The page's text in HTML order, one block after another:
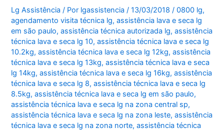
Lg Assistência / Por lgassistencia/13/03/2018 /0800 lg,
agendamento visita técnica lg,assistência lava e seca lg
em são paulo,assistência técnica autorizada lg,assistência
técnica lava e seca lg 10,assistência técnica lava e seca lg
10.2kg,assistência técnica lava e seca lg 12kg,assistência
técnica lava e seca lg 13kg,assistência técnica lava e seca
lg 14kg,assistência técnica lava e seca lg 16kg,assistência
técnica lava e seca lg 8,assistência técnica lava e seca lg
8.5kg,assistência técnica lava e seca lg em são paulo,
assistência técnica lava e seca lg na zona central sp,
assistência técnica lava e seca lg na zona leste,assistência
técnica lava e seca lg na zona norte,assistência técnica